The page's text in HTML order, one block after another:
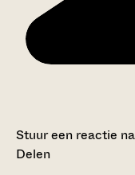
Stuur een reactie
Delen